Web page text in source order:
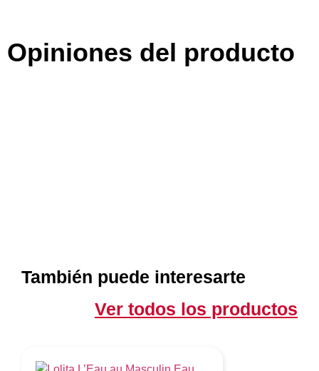
Opiniones del producto
También puede interesarte
Ver todos los productos